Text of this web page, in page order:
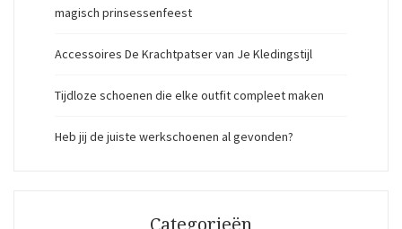
magisch prinsessenfeest
Accessoires De Krachtpatser van Je Kledingstijl
Tijdloze schoenen die elke outfit compleet maken
Heb jij de juiste werkschoenen al gevonden?